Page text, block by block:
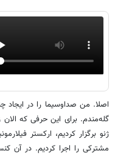
اصلا. من صداوسیما را در
گله‌مندم. برای این حرفی که
ژنو برگزار کردیم، ارکستر
مشترکی را اجرا کردیم. در آن